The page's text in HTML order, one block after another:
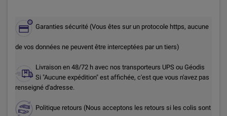
Garanties sécurité (Vous êtes sur un protocole https, aucune
de vos données ne peuvent être interceptées par un tiers)
Livraison en 48/72 h avec nos transporteurs UPS ou Géodis
Si "Aucune expédition" est affichée, c'est que vous n'avez pas
renseigné d'adresse.
Politique retours (Nous acceptons les retours si les colis sont